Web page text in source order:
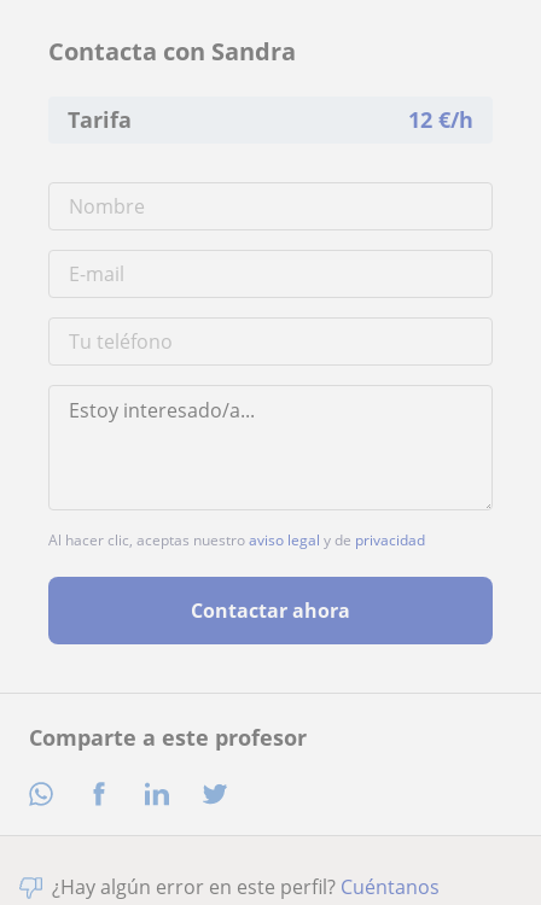
Comparte a este profesor
Contacta con Sandra
Tarifa 12 €/h
Al hacer clic, aceptas nuestroaviso legal y de privacidad
Contactar ahora
¿Hay algún error en este perfil? Cuéntanos